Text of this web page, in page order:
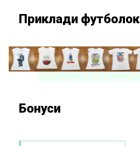
Приклади футболок
Бонуси